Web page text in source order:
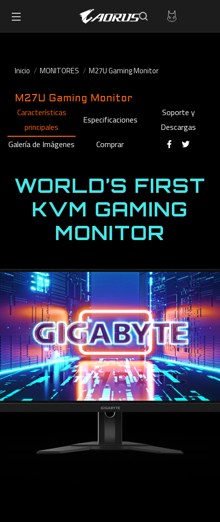
Inicio MONITORES M27U Gaming Monitor
M27U Gaming Monitor
Características
principales
Especificaciones
Soporte y
Descargas
Galería de Imágenes
Comprar
WORLD’S FIRST
KVM GAMING
MONITOR